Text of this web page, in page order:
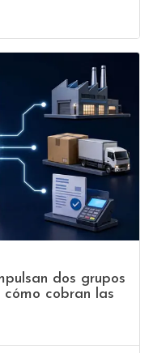
dos grupos
cobran las